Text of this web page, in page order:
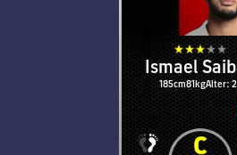
Ismael
185cm81kgAlter: